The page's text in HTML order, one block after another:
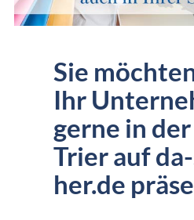
Sie
Ihr
gerne in
Trier auf
her.de